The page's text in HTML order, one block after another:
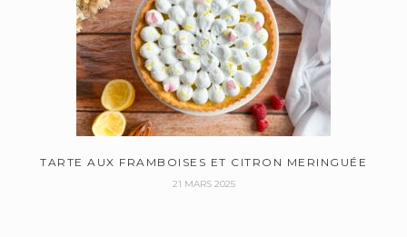
TARTE AUX FRAMBOISES ET CITRON MERINGUÉE
21 MARS 2025